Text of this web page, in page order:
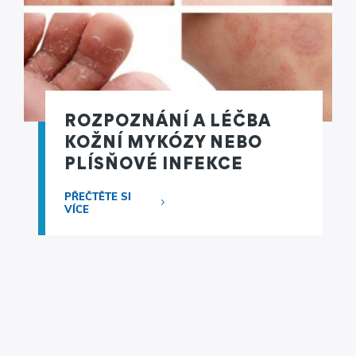
ROZPOZNÁNÍ A LÉČBA
KOŽNÍ MYKÓZY NEBO
PLÍSŇOVÉ INFEKCE
PŘEČTĚTE SI
VÍCE